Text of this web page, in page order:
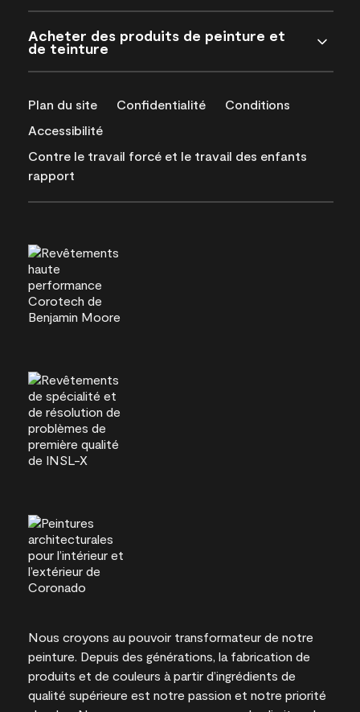
Acheter des produits de peinture et
de teinture
Plan du site Confidentialité
Conditions
Accessibilité
Contre le travail forcé et le travail des enfants
rapport
Nous croyons au pouvoir transformateur de notre
peinture. Depuis des générations, la fabrication de
produits et de couleurs à partir d’ingrédients de
qualité supérieure est notre passion et notre priorité